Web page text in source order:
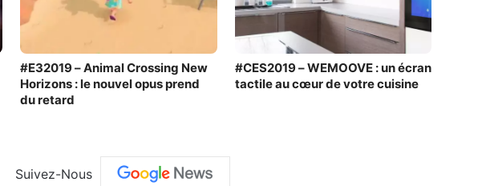
#E32019 – Animal Crossing New
Horizons : le nouvel opus prend
du retard
#CES2019 – WEMOOVE : un écran
tactile au cœur de votre cuisine
Suivez-Nous